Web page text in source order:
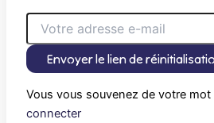
Envoyer le lien de
Vous vous souvenez de votre mot
connecter